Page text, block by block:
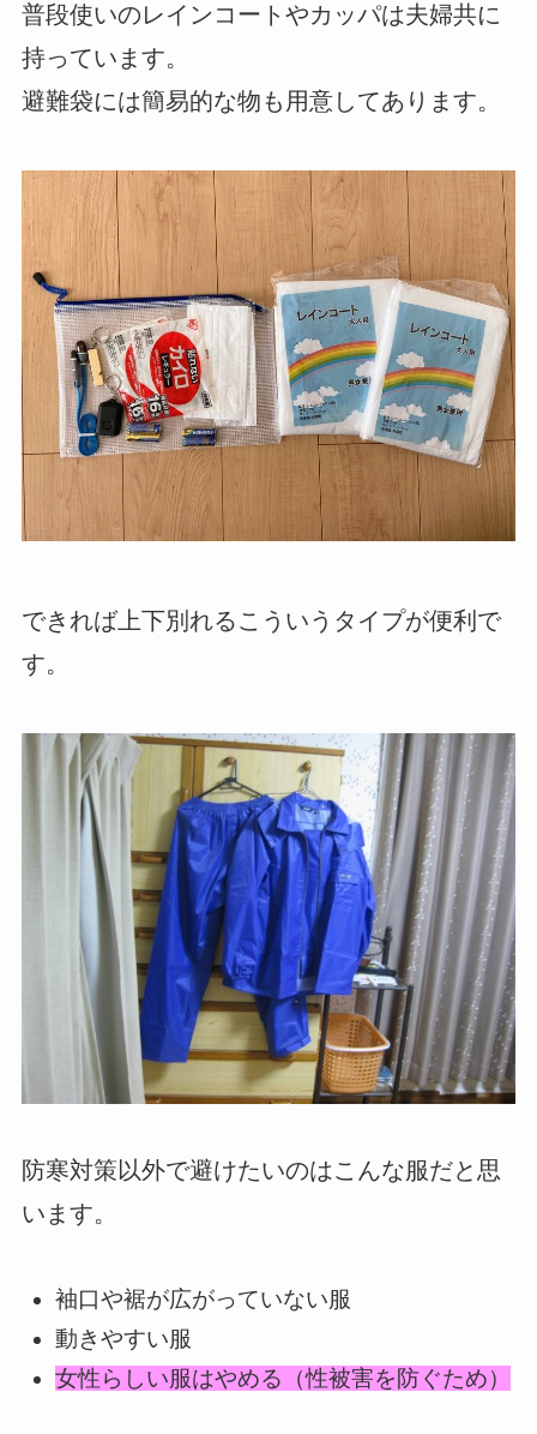
普段使いのレインコートやカッパは夫婦共に
持っています。
避難袋には簡易的な物も用意してあります。
できれば上下別れるこういうタイプが便利で
す。
防寒対策以外で避けたいのはこんな服だと思
います。
袖口や裾が広がっていない服
動きやすい服
女性らしい服はやめる（性被害を防ぐため）